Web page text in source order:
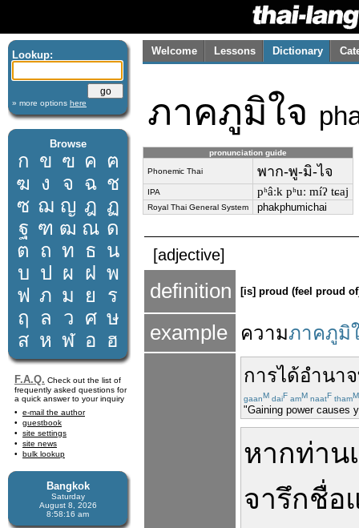
Lookup:
» more options here
Browse
ก ข ฃ ค ฅ
ฆ ง จ ฉ ช
ซ ฌ ญ ฎ ฏ
ฐ ฑ ฒ ณ ด
ต ถ ท ธ น
บ ป ผ ฝ พ
ฟ ภ ม ย
ร
ฤ
ล ว ศ ษ
ส ห ฬ อ ฮ
F.A.Q. Check out the list of
frequently asked questions for
a quick answer to your inquiry
e-mail the author
guestbook
site settings
site news
bulk lookup
Bangkok
Saturday
August 8, 2026
8:58:16 am
Welcome Lessons Dictionary
ภาคภูมิใจ
pronunciation guide
Phonemic Thai พาก-พู-มิ-ไจ
IPA pʰâːk pʰuː míʔ tɕaj
Royal Thai General System phakphumichai
[adjective]
definition [is] proud (feel proud
example ความภาคภูมิ
การได้อำนาจ
gaanM daiF amM naatF thamM
"Gaining power causes
หากท่าน
จารึกชื่อ